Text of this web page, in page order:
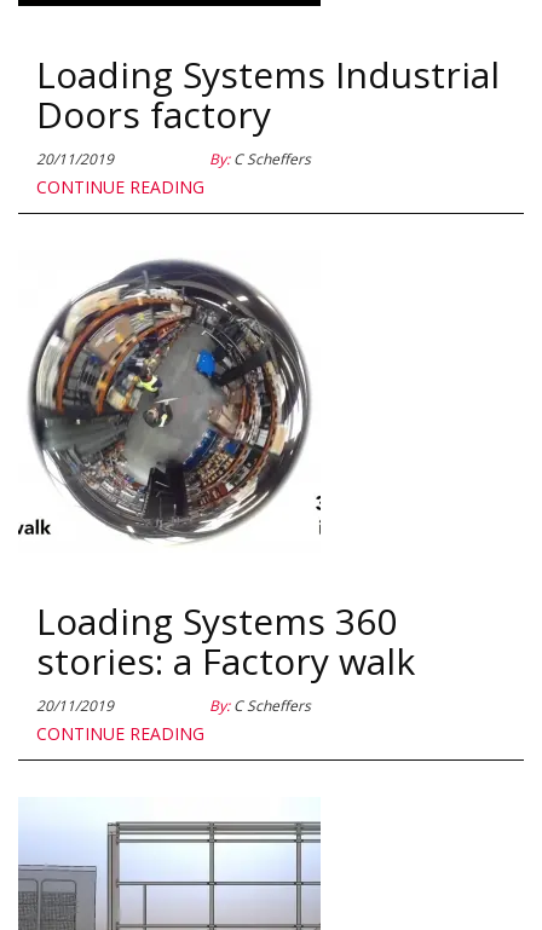
Loading Systems Industrial
Doors factory
20/11/2019 By:C Scheffers
CONTINUE READING
Loading Systems 360
stories: a Factory walk
20/11/2019 By:C Scheffers
CONTINUE READING